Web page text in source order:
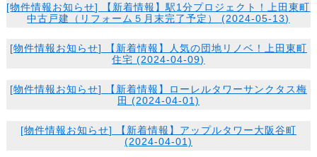
[物件情報お知らせ] 【新着情報】駅1分プロジェクト！上田東町
中古戸建（リフォーム５月末完了予定） (2024-05-13)
[物件情報お知らせ] 【新着情報】人気の団地リノベ！上田東町
住宅 (2024-04-09)
[物件情報お知らせ] 【新着情報】ローレルタワーサンクタス梅
田 (2024-04-01)
[物件情報お知らせ] 【新着情報】アップルタワー大阪谷町
(2024-04-01)